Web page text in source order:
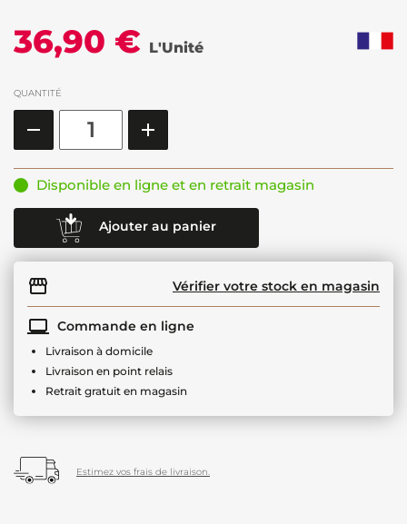
36,90 € L'Unité
QUANTITÉ
Disponible en ligne et en retrait magasin
Ajouter au panier
Vérifier votre stock en magasin
Commande en ligne
Livraison à domicile
Livraison en point relais
Retrait gratuit en magasin
Estimez vos frais de livraison.